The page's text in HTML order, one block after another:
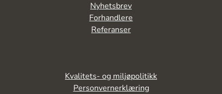
Kvalitets- og miljøpolitikk
Personvernerklæring
Nyhetsbrev
Forhandlere
Referanser